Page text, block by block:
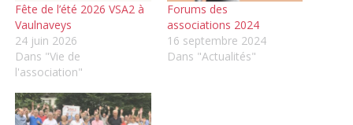
Fête de l’été 2026 VSA2 à
Vaulnaveys
24 juin 2026
Dans "Vie de
l'association"
Forums des
associations 2024
16 septembre 2024
Dans "Actualités"